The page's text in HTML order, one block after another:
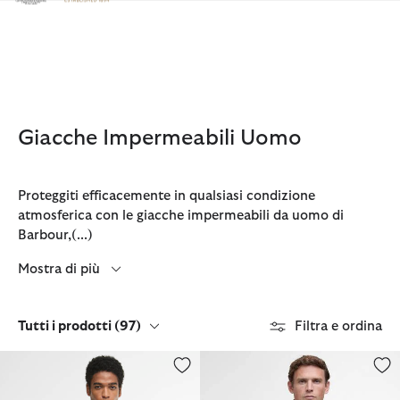
Clicca per visualizzare la nostra Dichiarazione di Accessibilità
Giacche Impermeabili Uomo
Proteggiti efficacemente in qualsiasi condizione
atmosferica con le giacche impermeabili da uomo di
Barbour,(...)
Mostra di più
Tutti i prodotti (97) Filtra e ordina
Giacca impermeabile City ChelseaGiacca impermeabile Spoonbill